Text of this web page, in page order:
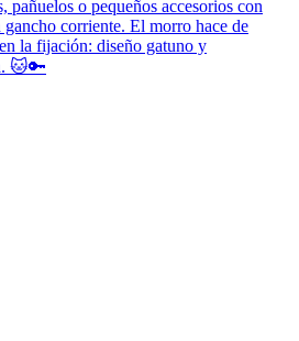
pañuelos o pequeños accesorios con
gancho corriente. El morro hace de
la fijación: diseño gatuno y
🐱🔑